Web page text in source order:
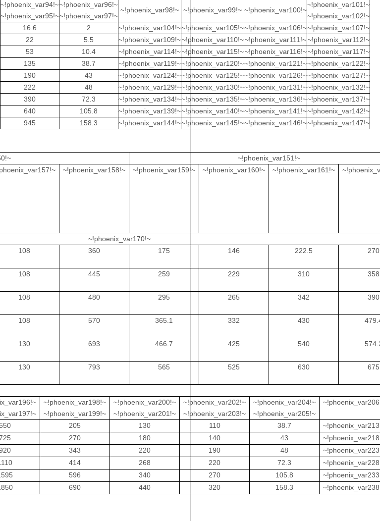
~!phoenix_var94!~
~!phoenix_var95!~
~!phoenix_var96!~
~!phoenix_var97!~
~!phoenix_var98!~ ~!phoenix_var99!~ ~!phoenix_var100!~
~!phoenix_var101!~
~!phoenix_var102!~
16.6 2 ~!phoenix_var104!~~!phoenix_var105!~~!phoenix_var106!~~!phoenix_var107!~
22 5.5 ~!phoenix_var109!~~!phoenix_var110!~~!phoenix_var111!~~!phoenix_var112!~
53 10.4 ~!phoenix_var114!~~!phoenix_var115!~~!phoenix_var116!~~!phoenix_var117!~
135 38.7 ~!phoenix_var119!~~!phoenix_var120!~~!phoenix_var121!~~!phoenix_var122!~
190 43 ~!phoenix_var124!~~!phoenix_var125!~~!phoenix_var126!~~!phoenix_var127!~
222 48 ~!phoenix_var129!~~!phoenix_var130!~~!phoenix_var131!~~!phoenix_var132!~
390 72.3 ~!phoenix_var134!~~!phoenix_var135!~~!phoenix_var136!~~!phoenix_var137!~
640 105.8 ~!phoenix_var139!~~!phoenix_var140!~~!phoenix_var141!~~!phoenix_var142!~
945 158.3 ~!phoenix_var144!~~!phoenix_var145!~~!phoenix_var146!~~!phoenix_var147!~
~!phoenix_var151!~
~!phoenix_var158!~ ~!phoenix_var159!~ ~!phoenix_var160!~ ~!phoenix_var161!~
~!phoenix_var170!~
108 360 175 146 222.5 270
108 445 259 229 310 358
108 480 295 265 342 390
108 570 365.1 332 430
130 693 466.7 425 540
130 793 565 525 630 675
~!phoenix_var198!~
~!phoenix_var199!~
~!phoenix_var200!~
~!phoenix_var201!~
~!phoenix_var202!~
~!phoenix_var203!~
~!phoenix_var204!~
~!phoenix_var205!~
205 130 110 38.7
270 180 140 43
343 220 190 48
414 268 220 72.3
596 340 270 105.8
690 440 320 158.3